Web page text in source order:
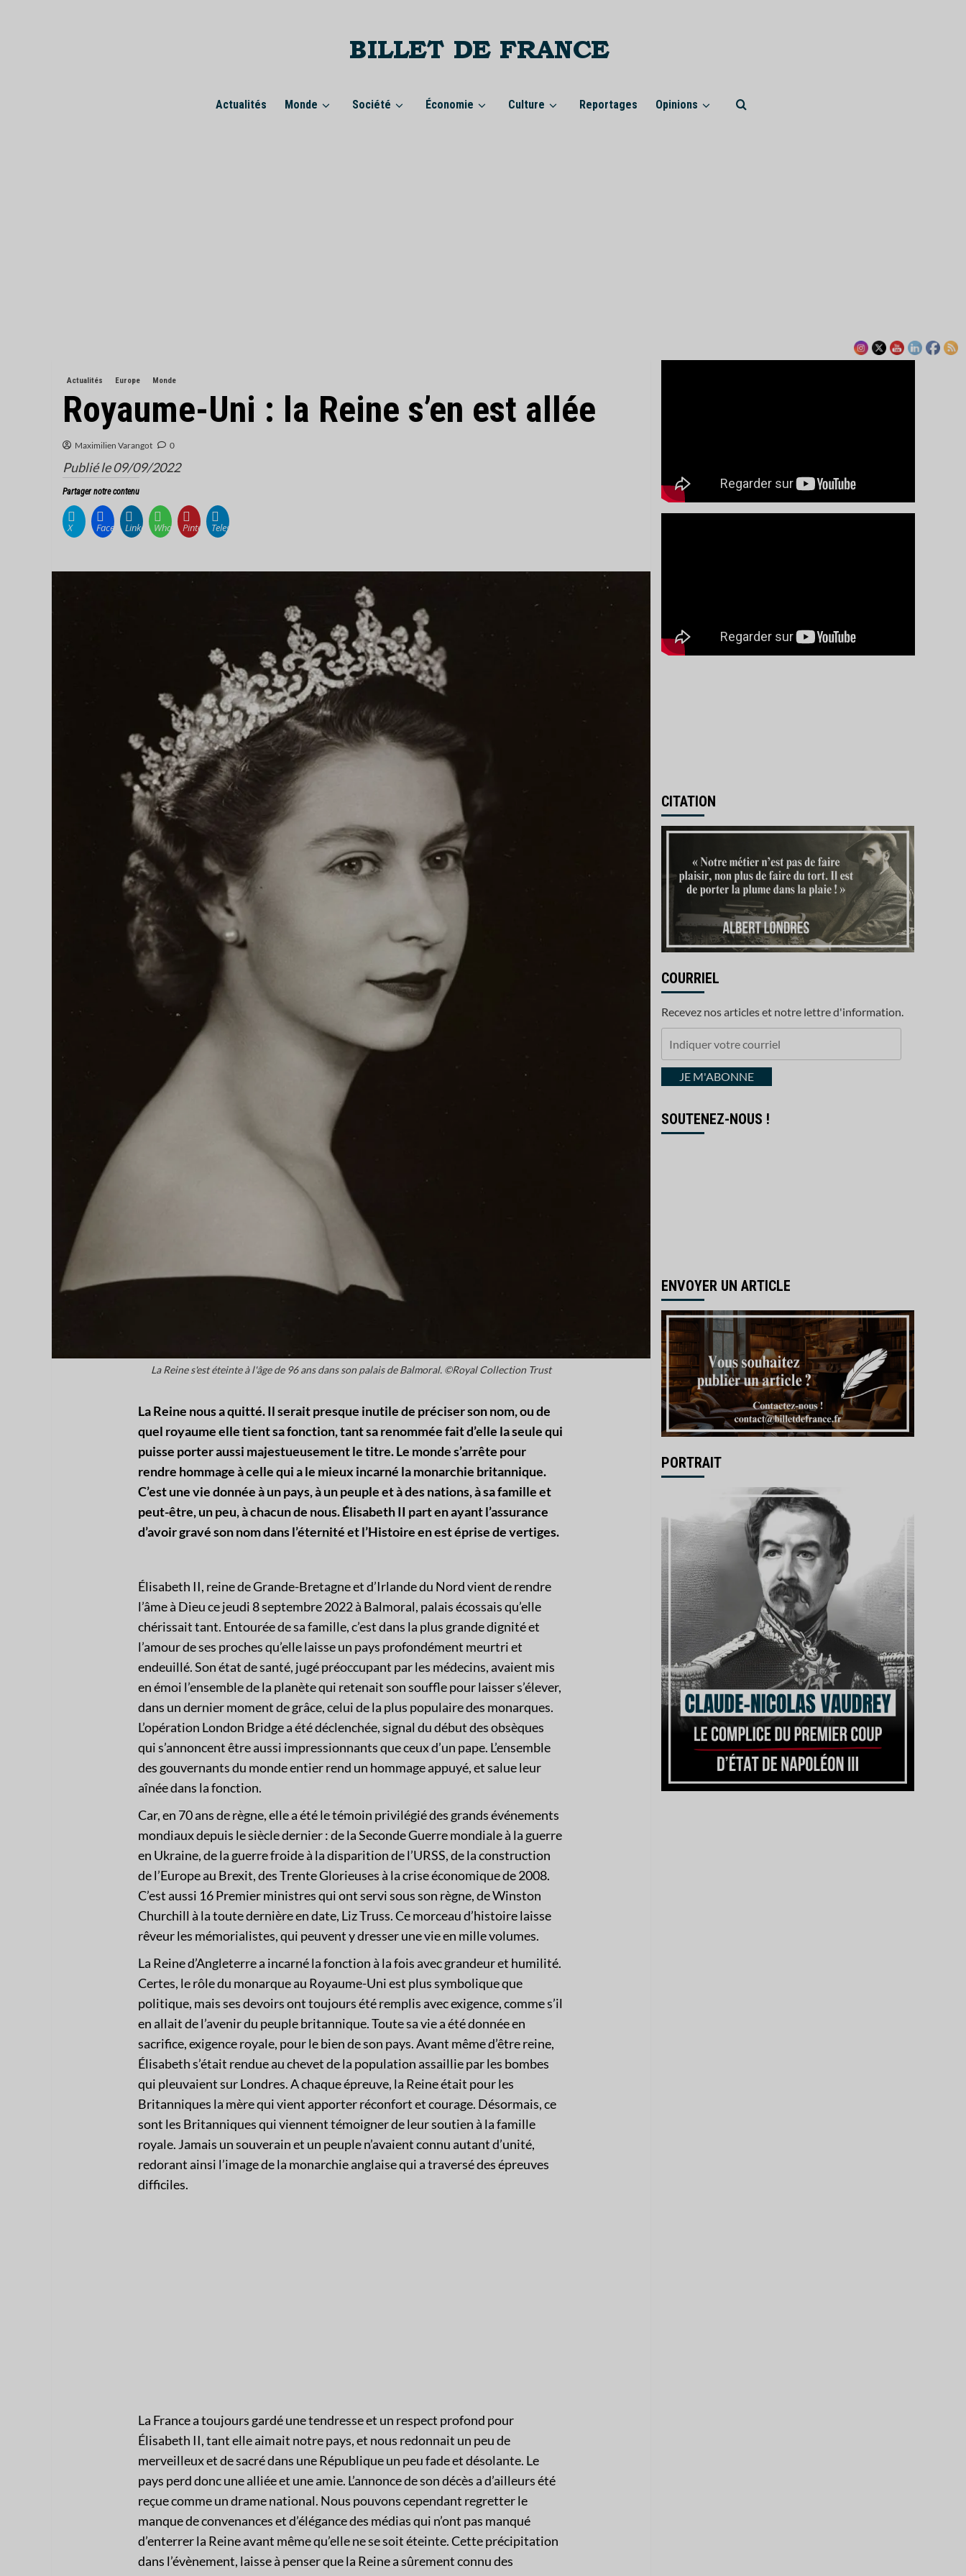
Actualités Monde Société Économie Culture Reportages Opinions
Actualités Europe Monde
Royaume-Uni : la Reine s’en est allée
Maximilien Varangot 0
Publié le 09/09/2022
Partager notre contenu
X FacebookLinkedInWhatsAppPinterestTelegram
La Reine s'est éteinte à l'âge de 96 ans dans son palais de Balmoral. ©Royal Collection Trust
La Reine nous a quitté. Il serait presque inutile de préciser son nom, ou de
quel royaume elle tient sa fonction, tant sa renommée fait d’elle la seule qui
puisse porter aussi majestueusement le titre. Le monde s’arrête pour
rendre hommage à celle qui a le mieux incarné la monarchie britannique.
C’est une vie donnée à un pays, à un peuple et à des nations, à sa famille et
peut-être, un peu, à chacun de nous. Élisabeth II part en ayant l’assurance
d’avoir gravé son nom dans l’éternité et l’Histoire en est éprise de vertiges.
Élisabeth II, reine de Grande-Bretagne et d’Irlande du Nord vient de rendre
l’âme à Dieu ce jeudi 8 septembre 2022 à Balmoral, palais écossais qu’elle
chérissait tant. Entourée de sa famille, c’est dans la plus grande dignité et
l’amour de ses proches qu’elle laisse un pays profondément meurtri et
endeuillé. Son état de santé, jugé préoccupant par les médecins, avaient mis
en émoi l’ensemble de la planète qui retenait son souffle pour laisser s’élever,
dans un dernier moment de grâce, celui de la plus populaire des monarques.
L’opération London Bridge a été déclenchée, signal du début des obsèques
qui s’annoncent être aussi impressionnants que ceux d’un pape. L’ensemble
des gouvernants du monde entier rend un hommage appuyé, et salue leur
aînée dans la fonction.
Car, en 70 ans de règne, elle a été le témoin privilégié des grands événements
mondiaux depuis le siècle dernier : de la Seconde Guerre mondiale à la guerre
en Ukraine, de la guerre froide à la disparition de l’URSS, de la construction
de l’Europe au Brexit, des Trente Glorieuses à la crise économique de 2008.
C’est aussi 16 Premier ministres qui ont servi sous son règne, de Winston
Churchill à la toute dernière en date, Liz Truss. Ce morceau d’histoire laisse
rêveur les mémorialistes, qui peuvent y dresser une vie en mille volumes.
La Reine d’Angleterre a incarné la fonction à la fois avec grandeur et humilité.
Certes, le rôle du monarque au Royaume-Uni est plus symbolique que
politique, mais ses devoirs ont toujours été remplis avec exigence, comme s’il
en allait de l’avenir du peuple britannique. Toute sa vie a été donnée en
sacrifice, exigence royale, pour le bien de son pays. Avant même d’être reine,
Élisabeth s’était rendue au chevet de la population assaillie par les bombes
qui pleuvaient sur Londres. A chaque épreuve, la Reine était pour les
Britanniques la mère qui vient apporter réconfort et courage. Désormais, ce
sont les Britanniques qui viennent témoigner de leur soutien à la famille
royale. Jamais un souverain et un peuple n’avaient connu autant d’unité,
redorant ainsi l’image de la monarchie anglaise qui a traversé des épreuves
difficiles.
La France a toujours gardé une tendresse et un respect profond pour
Élisabeth II, tant elle aimait notre pays, et nous redonnait un peu de
merveilleux et de sacré dans une République un peu fade et désolante. Le
pays perd donc une alliée et une amie. L’annonce de son décès a d’ailleurs été
reçue comme un drame national. Nous pouvons cependant regretter le
manque de convenances et d’élégance des médias qui n’ont pas manqué
d’enterrer la Reine avant même qu’elle ne se soit éteinte. Cette précipitation
dans l’évènement, laisse à penser que la Reine a sûrement connu des
CITATION
COURRIEL
Recevez nos articles et notre lettre d'information.
courrielJE M'ABONNE
SOUTENEZ-NOUS !
ENVOYER UN ARTICLE
PORTRAIT